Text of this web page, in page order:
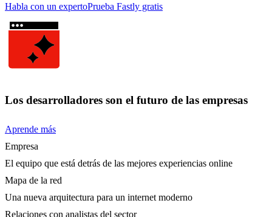
Habla con un expertoPrueba Fastly gratis
Los desarrolladores son el futuro de las empresas
Aprende más
Empresa
El equipo que está detrás de las mejores experiencias online
Mapa de la red
Una nueva arquitectura para un internet moderno
Relaciones con analistas del sector